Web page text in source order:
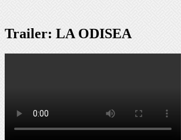
Trailer: LA ODISEA